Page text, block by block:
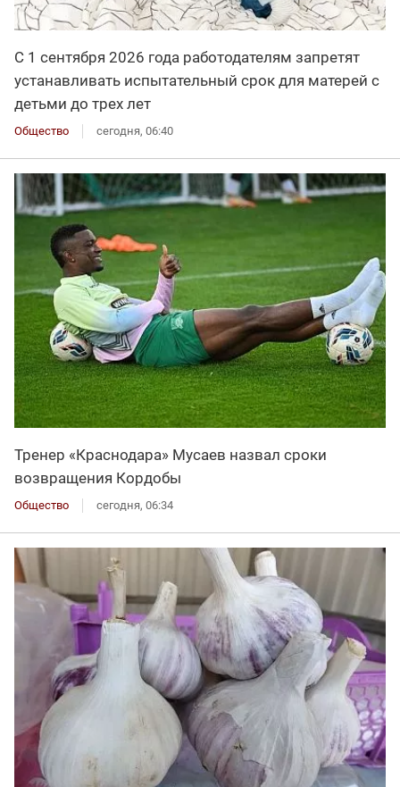
С 1 сентября 2026 года работодателям запретят
устанавливать испытательный срок для матерей с
детьми до трех лет
Общество сегодня, 06:40
Тренер «Краснодара» Мусаев назвал сроки
возвращения Кордобы
Общество сегодня, 06:34